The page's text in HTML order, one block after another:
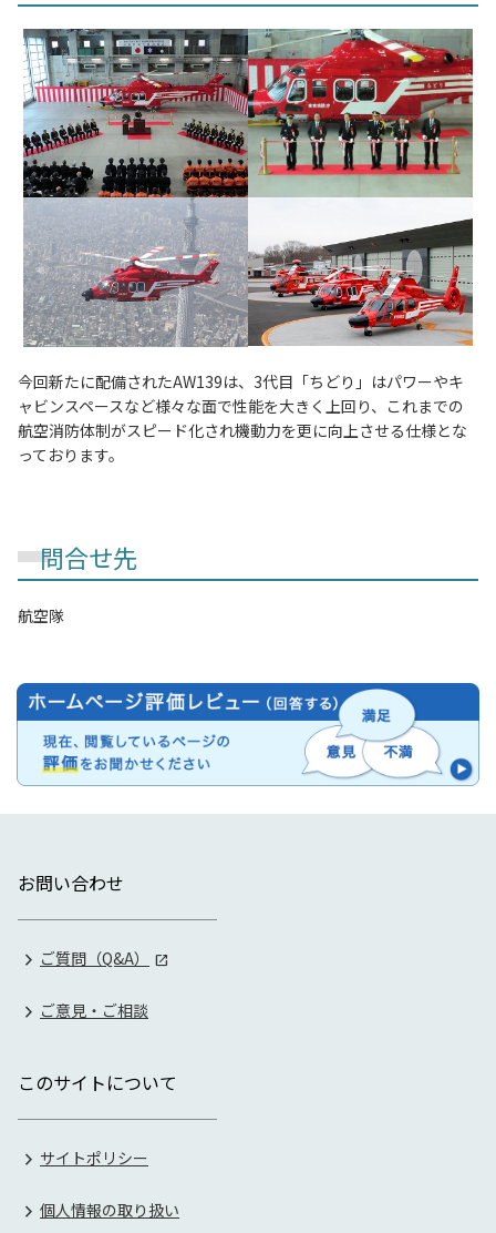
今回新たに配備されたAW139は、3代目「ちどり」はパワーやキ
ャビンスペースなど様々な面で性能を大きく上回り、これまでの
航空消防体制がスピード化され機動力を更に向上させる仕様とな
っております。
問合せ先
航空隊
お問い合わせ
ご質問（Q&A）
ご意見・ご相談
このサイトについて
サイトポリシー
個人情報の取り扱い